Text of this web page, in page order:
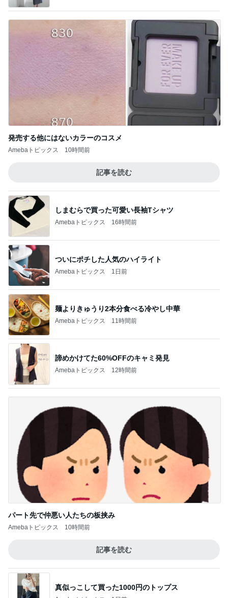
発売する他にはないカラーのコスメ
Amebaトピックス 10時間前
記事を読む
しまむらで買った可愛い長袖Tシャツ
Amebaトピックス 16時間前
ついにポチした人気のハイライト
Amebaトピックス 1日前
麺よりきゅうり2本分食べる冷やし中華
Amebaトピックス 11時間前
諦めかけてた60%OFFのキャミ発見
Amebaトピックス 12時間前
パート先で仲悪い人たちの板挟み
Amebaトピックス 10時間前
記事を読む
真似っこして買った1000円のトップス